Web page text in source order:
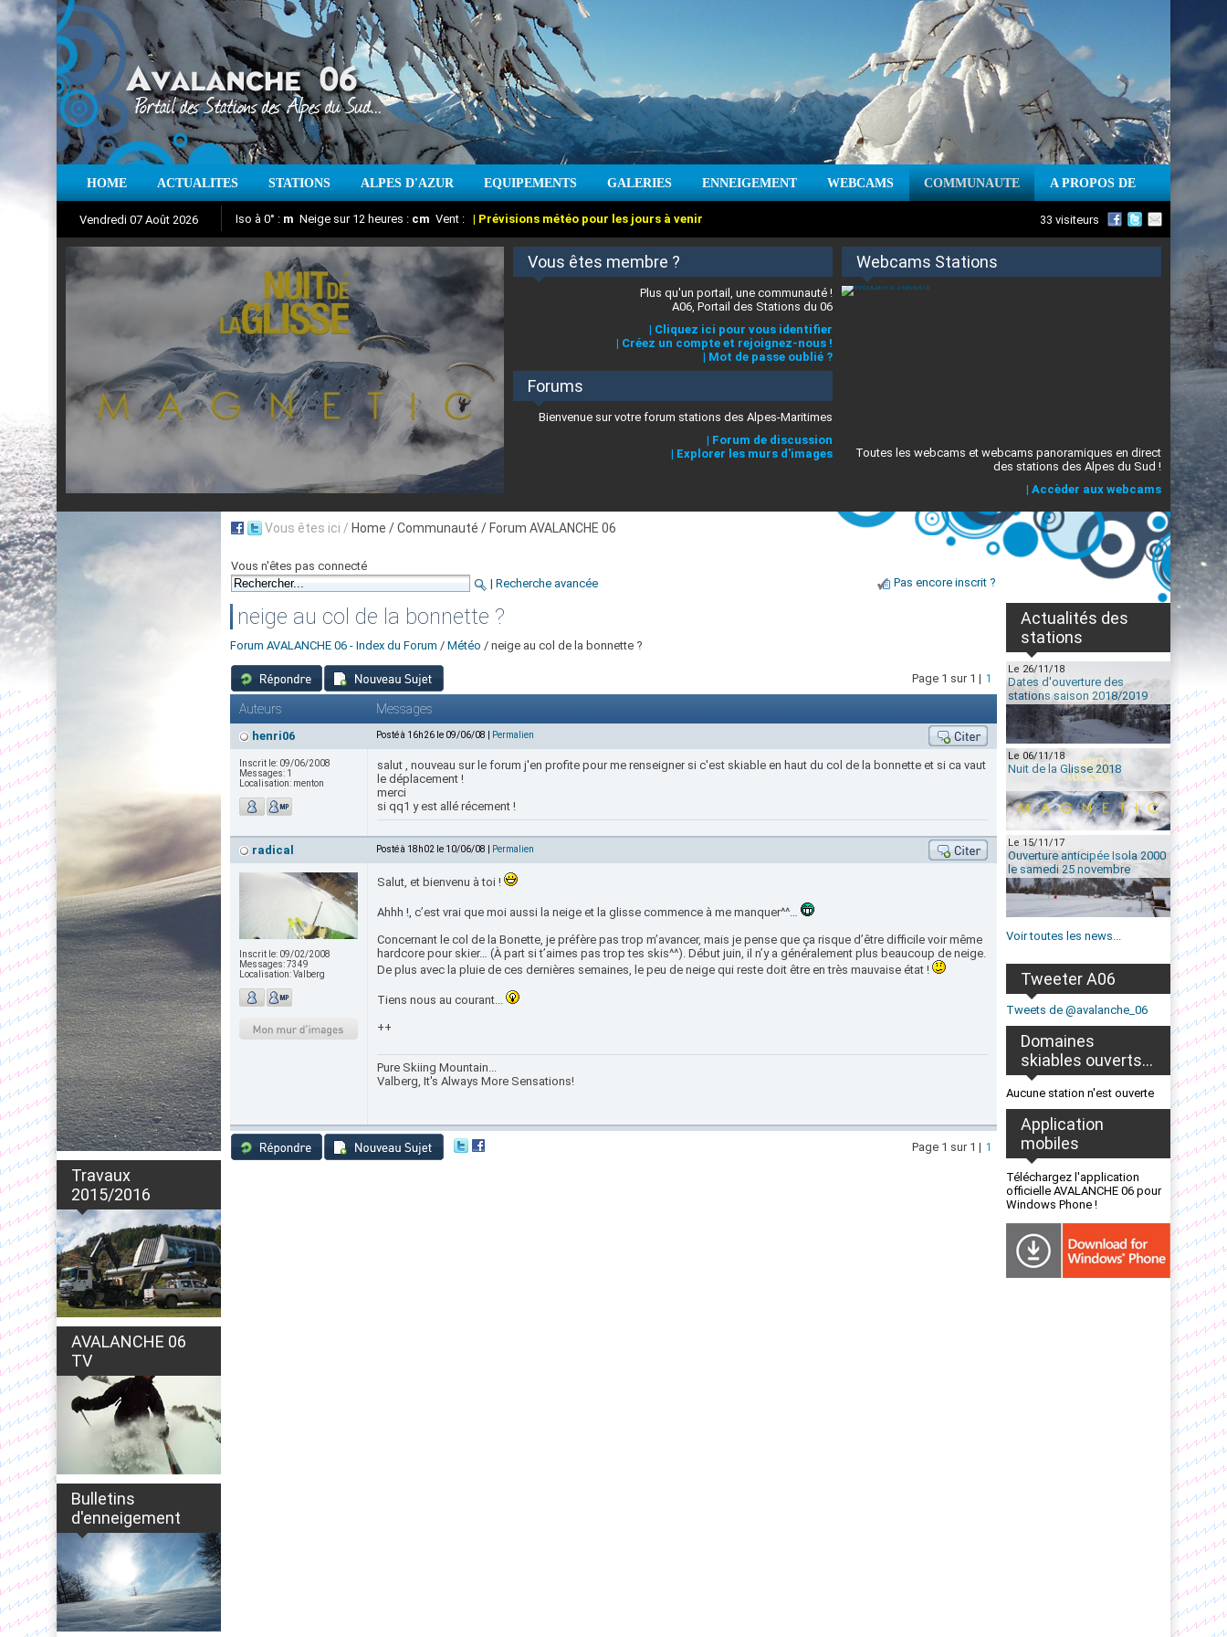
HOME ACTUALITES STATIONS ALPES D'AZUR EQUIPEMENTS GALERIES ENNEIGEMENT WEBCAMS COMMUNAUTE A PROPOS DE
Vendredi 07 Août 2026
Aujourd'hui : T° Min : T° Max :°C Prévisions météo pour les jours à venir
Iso à 0° : m Neige sur 12 heures : cm Vent : | Prévisions météo pour les jours à venir
Suivez en direct l'actualité des stations des Alpes-Maritimes
33 visiteurs
Nuit de la Glisse 2018 Vous êtes membre ?
Plus qu'un portail, une communauté !
A06, Portail des Stations du 06
| Cliquez ici pour vous identifier
| Créez un compte et rejoignez-nous !
| Mot de passe oublié ?
Forums
Bienvenue sur votre forum stations des Alpes-Maritimes
| Forum de discussion
| Explorer les murs d'images
Webcams Stations
Toutes les webcams et webcams panoramiques en direct
des stations des Alpes du Sud !
| Accèder aux webcams
Travaux
2015/2016
AVALANCHE 06
TV
Bulletins
d'enneigement
Vous êtes ici / Home / Communauté / Forum AVALANCHE 06
Vous n'êtes pas connecté
| Recherche avancée Pas encore inscrit ?
neige au col de la bonnette ?
Forum AVALANCHE 06 - Index du Forum / Météo / neige au col de la bonnette ?
Page 1 sur 1 | 1
Auteurs Messages
henri06 Posté à 16h26 le 09/06/08 | Permalien
Inscrit le: 09/06/2008
Messages: 1
Localisation: menton
salut , nouveau sur le forum j'en profite pour me renseigner si c'est skiable en haut du col de la bonnette et si ca vaut
le déplacement !
merci
si qq1 y est allé récement !
radical Posté à 18h02 le 10/06/08 | Permalien
Inscrit le: 09/02/2008
Messages:7349
Localisation:Valberg
Salut, et bienvenu à toi !
Ahhh !, c’est vrai que moi aussi la neige et la glisse commence à me manquer^^…
Concernant le col de la Bonette, je préfère pas trop m’avancer, mais je pense que ça risque d’être difficile voir même
hardcore pour skier… (À part si t’aimes pas trop tes skis^^). Début juin, il n’y a généralement plus beaucoup de neige.
De plus avec la pluie de ces dernières semaines, le peu de neige qui reste doit être en très mauvaise état !
Tiens nous au courant...
++
Pure Skiing Mountain...
Valberg, It's Always More Sensations!
Page 1 sur 1 | 1
Actualités des
stations
Le 26/11/18
Dates d'ouverture des
stations saison 2018/2019
Le 06/11/18
Nuit de la Glisse 2018
Le 15/11/17
Ouverture anticipée Isola 2000
le samedi 25 novembre
Voir toutes les news...
Tweeter A06
Tweets de @avalanche_06
Domaines
skiables ouverts...
Aucune station n'est ouverte
Application
mobiles
Téléchargez l'application
officielle AVALANCHE 06 pour
Windows Phone !